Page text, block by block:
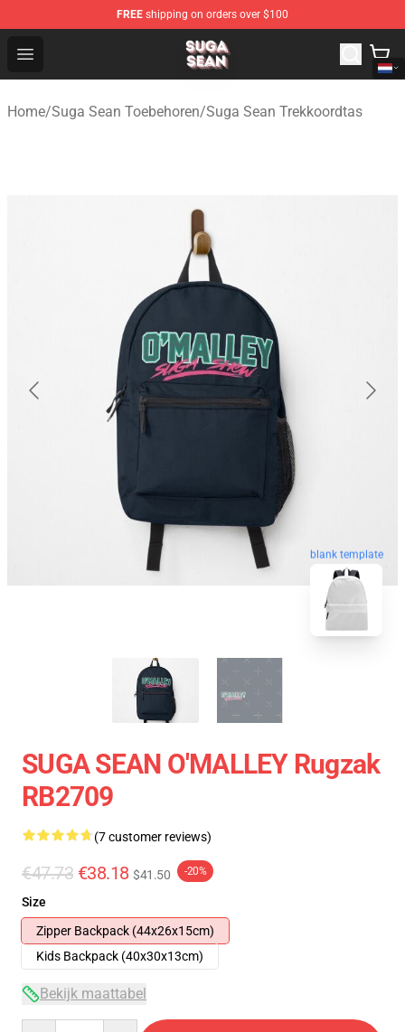
FREE shipping on orders over $100
Open menu
Suga Sean Shop - Official Suga Sean Merchandise Store
Home/Suga Sean Toebehoren/Suga Sean Trekkoordtas
blank template
SUGA SEAN O'MALLEY Rugzak
RB2709
(7 customer reviews)
€47.73 €38.18 $41.50 -20%
Size
Zipper Backpack (44x26x15cm)
Kids Backpack (40x30x13cm)
Bekijk maattabel